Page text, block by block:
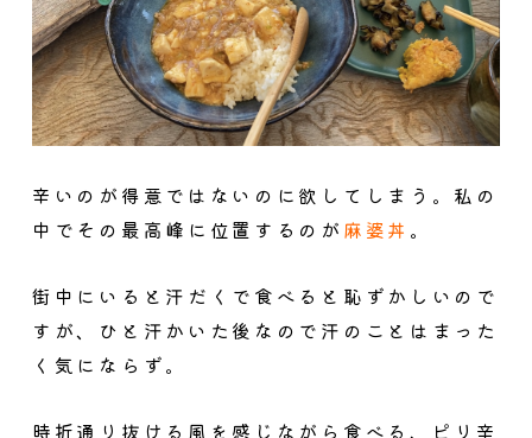
辛いのが得意ではないのに欲してしまう。私の
中でその最高峰に位置するのが 麻婆丼 。
街中にいると汗だくで食べると恥ずかしいので
すが、ひと汗かいた後なので汗のことはまった
く気にならず。
時折通り抜ける風を感じながら食べる、ピリ辛